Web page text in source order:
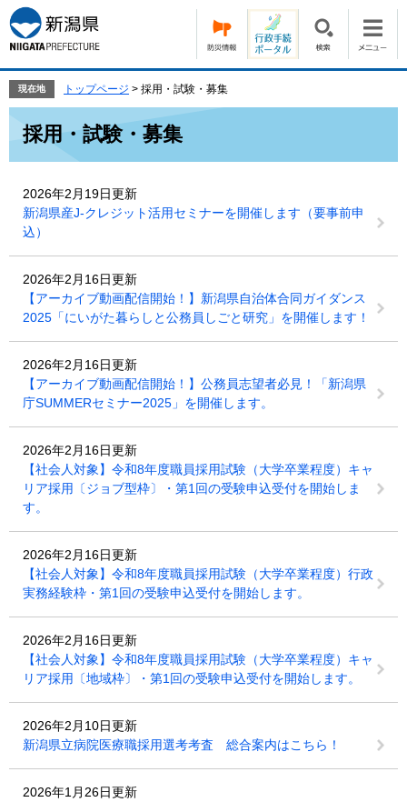
ー
ジ
の
頭
す。
ニ
ュ
ー
飛
て
現在地 トップページ > 採用・試験・募集
採用・試験・募集
2026年2月19日更新
新潟県産J-クレジット活用セミナーを開催します（要事前申
込）
2026年2月16日更新
【アーカイブ動画配信開始！】新潟県自治体合同ガイダンス
2025「にいがた暮らしと公務員しごと研究」を開催します！
2026年2月16日更新
【アーカイブ動画配信開始！】公務員志望者必見！「新潟県
庁SUMMERセミナー2025」を開催します。
2026年2月16日更新
【社会人対象】令和8年度職員採用試験（大学卒業程度）キャ
リア採用〔ジョブ型枠〕・第1回の受験申込受付を開始しま
す。
2026年2月16日更新
【社会人対象】令和8年度職員採用試験（大学卒業程度）行政
実務経験枠・第1回の受験申込受付を開始します。
2026年2月16日更新
【社会人対象】令和8年度職員採用試験（大学卒業程度）キャ
リア採用〔地域枠〕・第1回の受験申込受付を開始します。
2026年2月10日更新
新潟県立病院医療職採用選考考査 総合案内はこちら！
2026年1月26日更新